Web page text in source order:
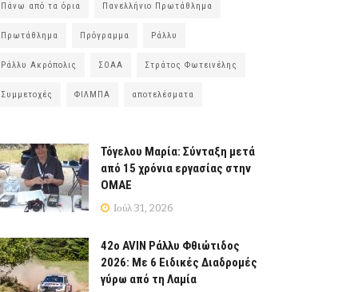
Πάνω από τα όρια Πανελλήνιο Πρωτάθλημα
Πρωτάθλημα Πρόγραμμα Ράλλυ
Ράλλυ Ακρόπολις ΣΟΑΑ Στράτος Φωτεινέλης
Συμμετοχές ΦΙΛΜΠΑ αποτελέσματα
Τόγελου Μαρία: Σύνταξη μετά
από 15 χρόνια εργασίας στην
ΟΜΑΕ
Ιούλ 31, 2026
42ο AVIN Ράλλυ Φθιώτιδος
2026: Με 6 Ειδικές Διαδρομές
γύρω από τη Λαμία